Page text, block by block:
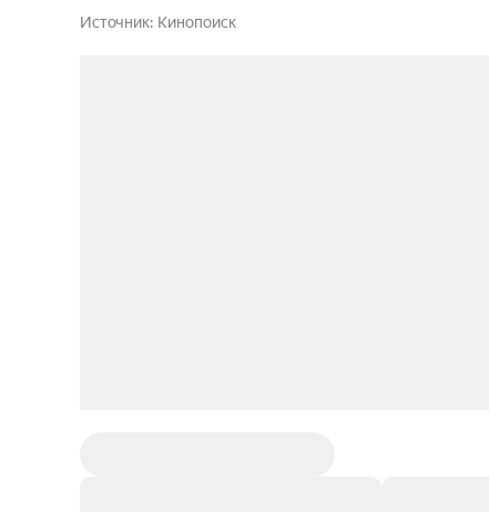
Источник Кинопоиск